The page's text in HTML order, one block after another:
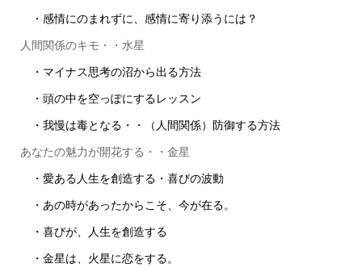
・感情にのまれずに、感情に寄り添うには？
人間関係のキモ・・水星
・マイナス思考の沼から出る方法
・頭の中を空っぽにするレッスン
・我慢は毒となる・・（人間関係）防御する方法
あなたの魅力が開花する・・金星
・愛ある人生を創造する・喜びの波動
・あの時があったからこそ、今が在る。
・喜びが、人生を創造する
・金星は、火星に恋をする。